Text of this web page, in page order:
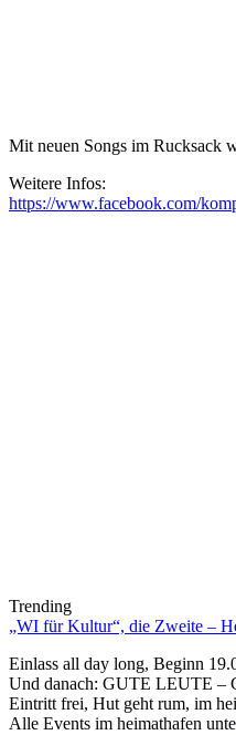
Mit neuen Songs im Rucksack
Weitere Infos:
https://www.facebook.com/
Trending
„WI für Kultur“, die Zweite –
Einlass all day long, Beginn
Und danach: GUTE LEUTE –
Eintritt frei, Hut geht rum, im
Alle Events im heimathafen